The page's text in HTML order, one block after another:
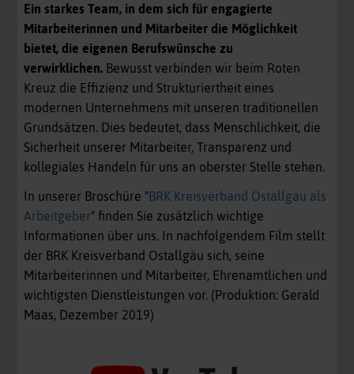
Ein starkes Team, in dem sich für engagierte
Mitarbeiterinnen und Mitarbeiter die Möglichkeit
bietet, die eigenen Berufswünsche zu
verwirklichen. Bewusst verbinden wir beim Roten
Kreuz die Effizienz und Strukturiertheit eines
modernen Unternehmens mit unseren traditionellen
Grundsätzen. Dies bedeutet, dass Menschlichkeit, die
Sicherheit unserer Mitarbeiter, Transparenz und
kollegiales Handeln für uns an oberster Stelle stehen.
In unserer Broschüre "BRK Kreisverband Ostallgäu als
Arbeitgeber" finden Sie zusätzlich wichtige
Informationen über uns. In nachfolgendem Film stellt
der BRK Kreisverband Ostallgäu sich, seine
Mitarbeiterinnen und Mitarbeiter, Ehrenamtlichen und
wichtigsten Dienstleistungen vor. (Produktion: Gerald
Maas, Dezember 2019)